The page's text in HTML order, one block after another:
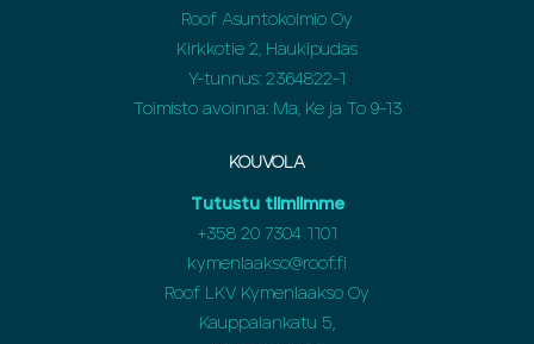
Roof Asuntokolmio Oy
Kirkkotie 2, Haukipudas
Y-tunnus: 2364822-1
Toimisto avoinna: Ma, Ke ja To 9-13
KOUVOLA
Tutustu tiimiimme
+358 20 7304 1101
kymenlaakso@roof.fi
Roof LKV Kymenlaakso Oy
Kauppalankatu 5,